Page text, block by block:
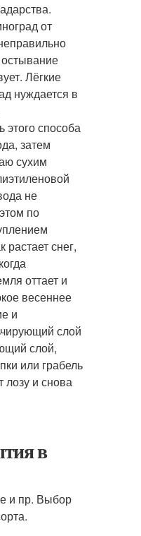
от
Лёгкие
нуждается в
этого способа
затем
сухим
не
по
снег,
оттает и
весеннее
и
слой
слой,
или грабель
лозу и снова
в
и пр. Выбор